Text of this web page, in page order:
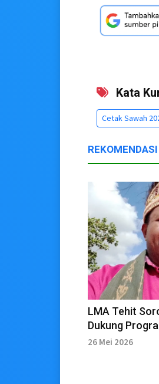
Kata
Cetak Sawah
REKOMENDASI
LMA Tehit
Dukung
Ketahanan
26 Mei 2026